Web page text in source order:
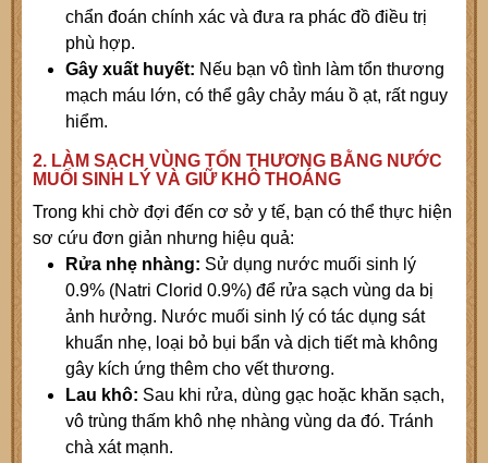
chẩn đoán chính xác và đưa ra phác đồ điều trị
phù hợp.
Gây xuất huyết: Nếu bạn vô tình làm tổn thương
mạch máu lớn, có thể gây chảy máu ồ ạt, rất nguy
hiểm.
2. LÀM SẠCH VÙNG TỔN THƯƠNG BẰNG NƯỚC
MUỐI SINH LÝ VÀ GIỮ KHÔ THOÁNG
Trong khi chờ đợi đến cơ sở y tế, bạn có thể thực hiện
sơ cứu đơn giản nhưng hiệu quả:
Rửa nhẹ nhàng: Sử dụng nước muối sinh lý
0.9% (Natri Clorid 0.9%) để rửa sạch vùng da bị
ảnh hưởng. Nước muối sinh lý có tác dụng sát
khuẩn nhẹ, loại bỏ bụi bẩn và dịch tiết mà không
gây kích ứng thêm cho vết thương.
Lau khô: Sau khi rửa, dùng gạc hoặc khăn sạch,
vô trùng thấm khô nhẹ nhàng vùng da đó. Tránh
chà xát mạnh.